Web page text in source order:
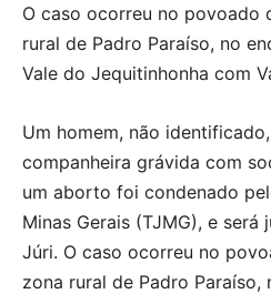
O caso ocorreu no povoado
rural de Padro Paraíso, no
Vale do Jequitinhonha com
Um homem, não
companheira grávida com
um aborto foi condenado
Minas Gerais (TJMG), e
Júri. O caso ocorreu no
zona rural de Padro